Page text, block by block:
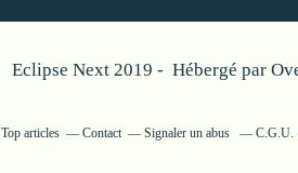
Eclipse Next 2019 - Hébergé par
Top articles Contact Signaler un abus C.G.U.